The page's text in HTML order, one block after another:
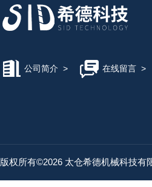
公司简介 > 在线留言>
版权所有©2026 太仓希德机械科技有